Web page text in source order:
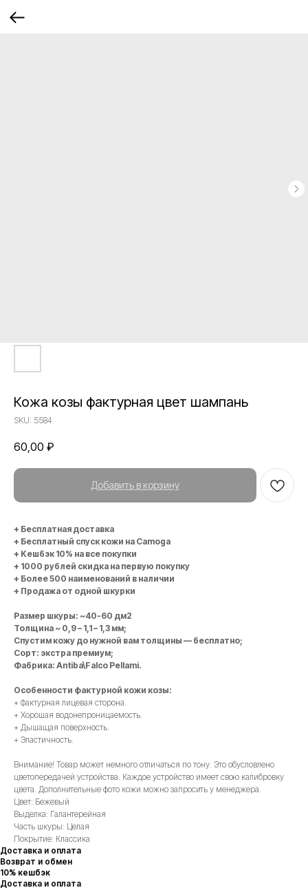
Кожа козы фактурная цвет шампань
SKU: 5584
60,00 ₽
Добавить в корзину
+ Бесплатная доставка
+ Бесплатный спуск кожи на Camoga
+ Кешбэк 10% на все покупки
+ 1000 рублей скидка на первую покупку
+ Более 500 наименований в наличии
+ Продажа от одной шкурки
Размер шкуры: ~40-60 дм2
Толщина ~ 0,9 – 1,1 – 1,3 мм;
Спустим кожу до нужной вам толщины — бесплатно;
Сорт: экстра премиум;
Фабрика: Antiba\Falco Pellami.
Особенности фактурной кожи козы:
+ Фактурная лицевая сторона.
+ Хорошая водонепроницаемость.
+ Дышащая поверхность.
+ Эластичность.
Внимание! Товар может немного отличаться по тону. Это обусловлено
цветопередачей устройства. Каждое устройство имеет свою калибровку
цвета. Дополнительные фото кожи можно запросить у менеджера.
Цвет: Бежевый
Выделка: Галантерейная
Часть шкуры: Целая
Покрытие: Классика
Доставка и оплата
Возврат и обмен
10% кешбэк
Доставка и оплата